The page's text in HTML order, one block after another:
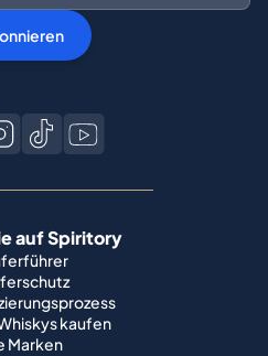
auf Spiritory
kaufen
Marken